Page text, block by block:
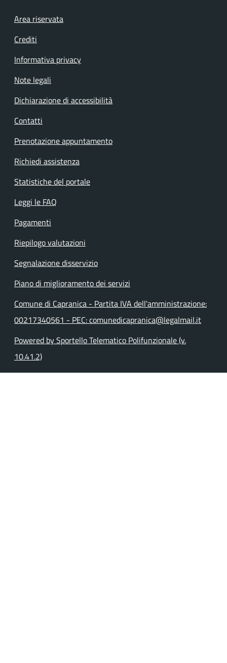
Footer menu
Area riservata
Crediti
Informativa privacy
Note legali
Dichiarazione di accessibilità
Contatti
Prenotazione appuntamento
Richiedi assistenza
Statistiche del portale
Leggi le FAQ
Pagamenti
Riepilogo valutazioni
Segnalazione disservizio
Piano di miglioramento dei servizi
Comune di Capranica - Partita IVA dell'amministrazione:
00217340561 - PEC: comunedicapranica@legalmail.it
Powered by Sportello Telematico Polifunzionale (v.
10.41.2)